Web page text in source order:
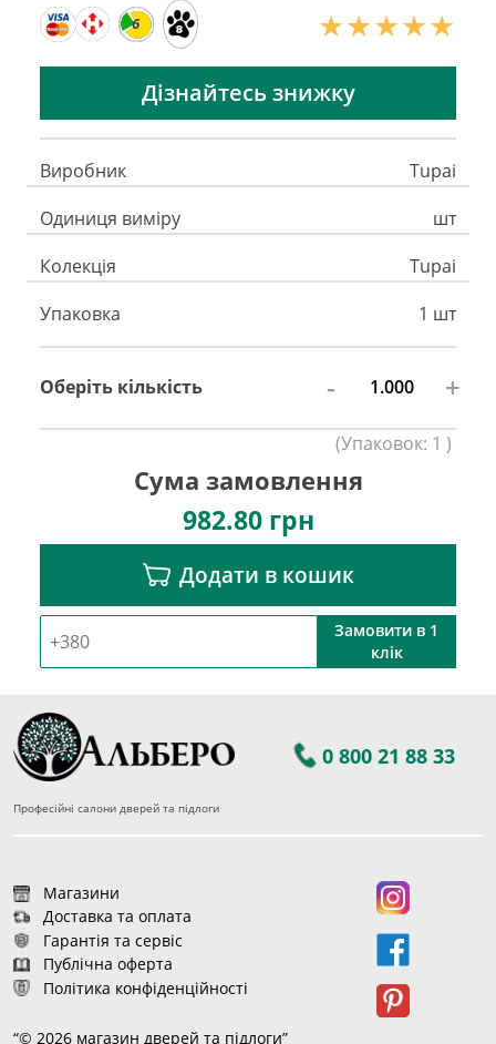
6
Дізнайтесь знижку
Виробник
Tupai
Одиниця виміру
шт
Колекція
Tupai
Упаковка
1 шт
Оберіть кількість - +
(Упаковок: 1 )
Сума замовлення
982.80грн
Додати в кошик
Замовити в 1
клік
0 800 21 88 33
Професійні салони дверей та підлоги
Магазини
Доставка та оплата
Гарантія та сервіс
Публічна оферта
Політика конфіденційності
“© 2026 магазин дверей та підлоги”